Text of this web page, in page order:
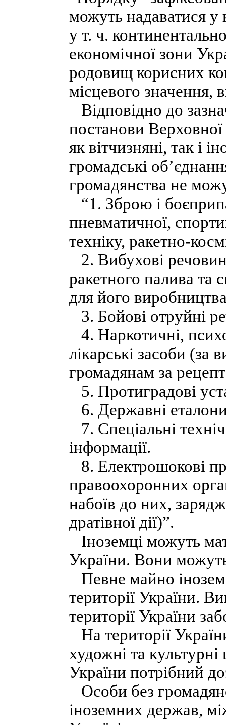
можуть надаватися у
у т. ч.
економічної зони
родовищ корисних
місцевого значення,
Відповідно до
постанови
як вітчизняні, так і
громадські
громадянства не
“1. Зброю і
пневматичної,
техніку, ракетно-
2. Вибухові
ракетного палива та
для його
3. Бойові отруйні
4. Наркотичні,
лікарські засоби
громадянам за
5. Протиградові
6. Державні
7. Спеціальні
інформації.
8. Електрошокові
правоохоронних
набоїв до них,
дратівної дії)”.
Іноземці можуть
України. Вони
Певне майно
території України.
території України
На території
художні та
України потрібний
Особи без
іноземних держав,